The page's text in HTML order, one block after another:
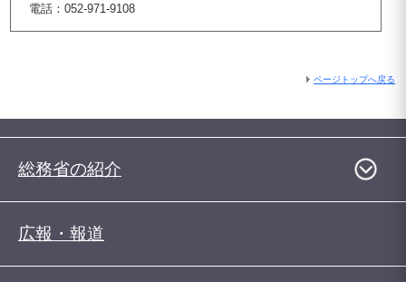
電話：052-971-9108
ページトップへ戻る
総務省の紹介
広報・報道